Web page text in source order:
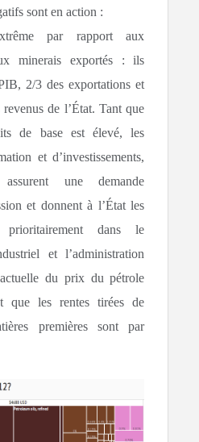
sont en action :
par rapport aux
minerais exportés : ils
2/3 des exportations et
de l’État. Tant que
de base est élevé, les
et d’investissements,
une demande
et donnent à l’État les
prioritairement dans le
et l’administration
du prix du pétrole
que les rentes tirées de
premières sont par